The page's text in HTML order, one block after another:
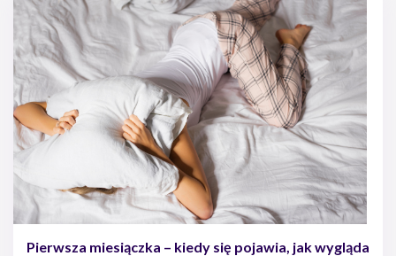
Pierwsza miesiączka – kiedy się pojawia, jak wygląda